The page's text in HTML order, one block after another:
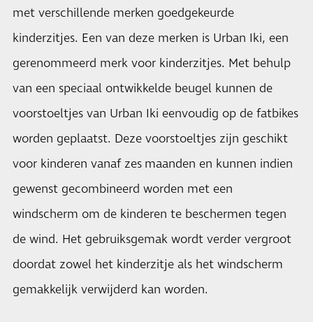
met verschillende merken goedgekeurde
kinderzitjes. Een van deze merken is Urban Iki, een
gerenommeerd merk voor kinderzitjes. Met behulp
van een speciaal ontwikkelde beugel kunnen de
voorstoeltjes van Urban Iki eenvoudig op de fatbikes
worden geplaatst. Deze voorstoeltjes zijn geschikt
voor kinderen vanaf zes maanden en kunnen indien
gewenst gecombineerd worden met een
windscherm om de kinderen te beschermen tegen
de wind. Het gebruiksgemak wordt verder vergroot
doordat zowel het kinderzitje als het windscherm
gemakkelijk verwijderd kan worden.